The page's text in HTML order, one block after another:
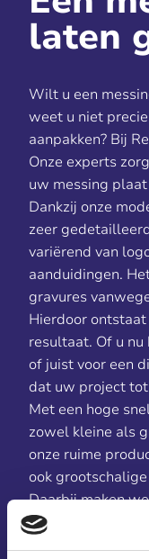
laten
Wilt u een
weet u niet
aanpakken? Bij
Onze experts
uw messing
Dankzij onze
zeer
variërend van
aanduidingen.
gravures
Hierdoor
resultaat. Of u
of juist voor een
dat uw project
Met een hoge
zowel kleine als
onze ruime
ook
Daarbij maken
werkprocessen